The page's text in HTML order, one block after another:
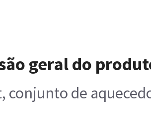
geral do
conjunto de